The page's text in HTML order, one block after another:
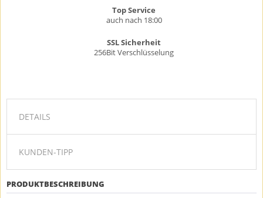
Top Service
auch nach 18:00
SSL Sicherheit
256Bit Verschlüsselung
DETAILS
KUNDEN-TIPP
PRODUKTBESCHREIBUNG